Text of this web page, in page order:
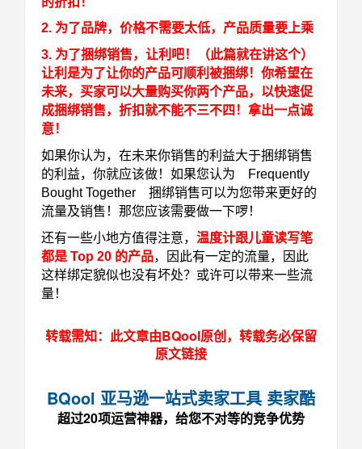
2. 为了品牌，价格不需要太低，产品质量要上乘
3. 为了捆绑销售，让利吧！（此篇就在讲这个）
让利是为了让你的产品可顺利被捆绑！你希望在
未来，买家可以大量购买你两个产品，以快速促
成捆绑销售，折扣就不能不三不四！拿出一点诚
意！
如果你认为，在未来你销售的利益大于捆绑销售
的利益，你就应该做！如果您认为 Frequently
Bought Together 捆绑销售可以为您带来更好的
流量及销售！那您应该需要做一下啰！
还有一些小地方值得注意， 温度计跟儿童读写笔
都是 Top 20 的产品，因此有一定的流量，因此
这样绑定貌似也没有坏处？或许可以带来一些流
量！
转载需知：此文章由BQool原创，转载务必保留
原文链接
BQool 亚马逊一站式卖家工具 卖家酷
超过20项运营神器，给您不对等的竞争优势